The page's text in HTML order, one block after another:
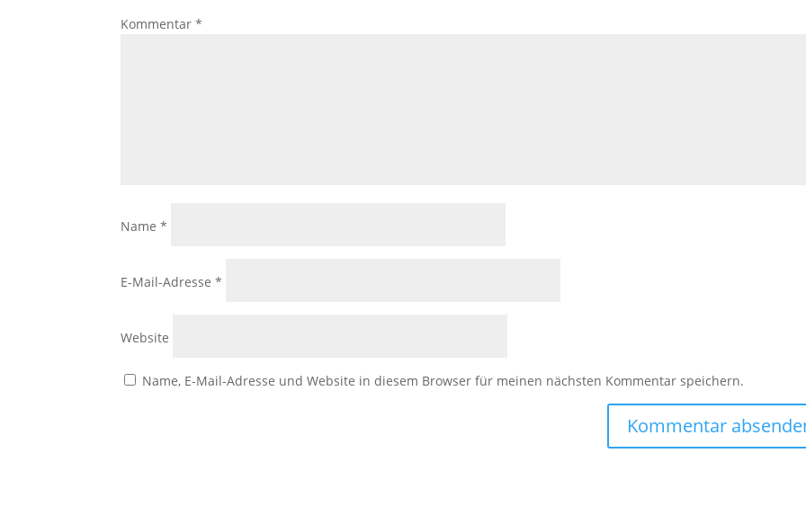
Kommentar*
Name*
E-Mail-Adresse*
Website
Name, E-Mail-Adresse und Website in diesem Browser für meinen nächsten Kommentar speichern.